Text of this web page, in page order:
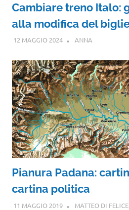
Cambiare treno Italo:
alla modifica del
12 MAGGIO 2024 ANNA
Pianura Padana:
cartina politica
11 MAGGIO 2019 MATTEO DI FELICE